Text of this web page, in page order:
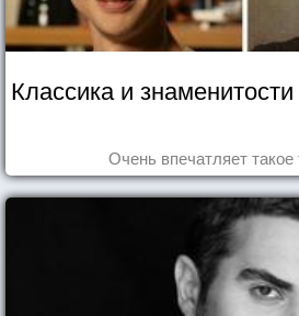
Классика и
Очень впечатляет такое